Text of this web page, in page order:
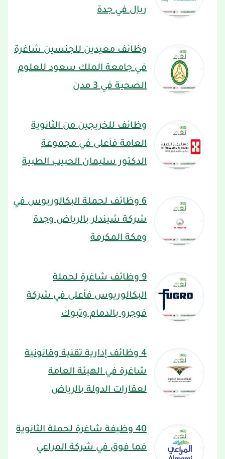
ريال في جدة
وظائف معيدين للجنسين شاغرة
في جامعة الملك سعود للعلوم
الصحية في 3 مدن
وظائف للخريجين من الثانوية
العامة فأعلى في مجموعة
الدكتور سليمان الحبيب الطبية
6 وظائف لحملة البكالوريوس في
شركة شيندلر بالرياض وجدة
ومكة المكرمة
9 وظائف شاغرة لحملة
البكالوريوس فأعلى في شركة
فوجرو بالدمام وتبوك
4 وظائف إدارية تقنية وقانونية
شاغرة في الهيئة العامة
لعقارات الدولة بالرياض
40 وظيفة شاغرة لحملة الثانوية
فما فوق في شركة المراعي